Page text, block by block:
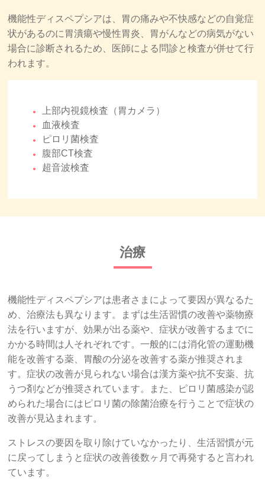
機能性ディスペプシアは、胃の痛みや不快感などの自覚症
状があるのに胃潰瘍や慢性胃炎、胃がんなどの病気がない
場合に診断されるため、医師による問診と検査が併せて行
われます。
上部内視鏡検査（胃カメラ）
血液検査
ピロリ菌検査
腹部CT検査
超音波検査
治療
機能性ディスペプシアは患者さまによって要因が異なるた
め、治療法も異なります。まずは生活習慣の改善や薬物療
法を行いますが、効果が出る薬や、症状が改善するまでに
かかる時間は人それぞれです。一般的には消化管の運動機
能を改善する薬、胃酸の分泌を改善する薬が推奨されま
す。症状の改善が見られない場合は漢方薬や抗不安薬、抗
うつ剤などが推奨されています。また、ピロリ菌感染が認
められた場合にはピロリ菌の除菌治療を行うことで症状の
改善が見込まれます。
ストレスの要因を取り除けていなかったり、生活習慣が元
に戻ってしまうと症状の改善後数ヶ月で再発すると言われ
ています。